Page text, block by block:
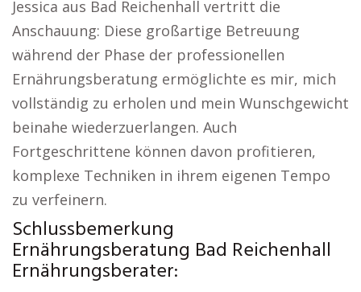
Jessica aus Bad Reichenhall vertritt die
Anschauung: Diese großartige Betreuung
während der Phase der professionellen
Ernährungsberatung ermöglichte es mir, mich
vollständig zu erholen und mein Wunschgewicht
beinahe wiederzuerlangen. Auch
Fortgeschrittene können davon profitieren,
komplexe Techniken in ihrem eigenen Tempo
zu verfeinern.
Schlussbemerkung
Ernährungsberatung Bad Reichenhall
Ernährungsberater: